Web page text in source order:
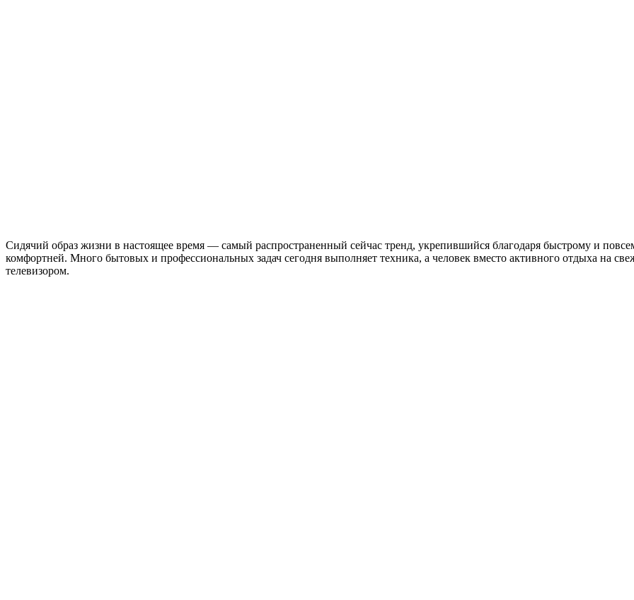
Сидячий образ жизни в настоящее время — самый распространенный сейчас тренд, укрепившийся благодаря быстрому и
комфортней. Много бытовых и профессиональных задач сегодня выполняет техника, а человек вместо активного отдыха на
телевизором.